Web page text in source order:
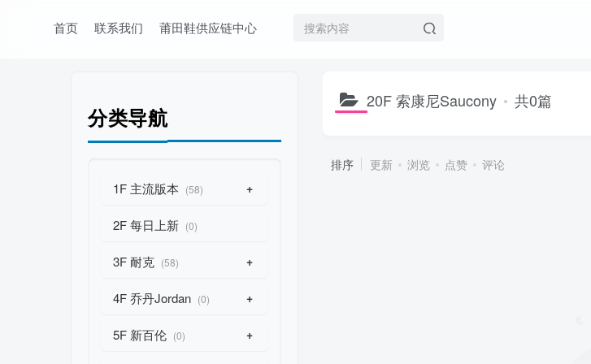
首页 联系我们 莆田鞋供应链中心
分类导航
1F 主流版本 (58) +
2F 每日上新 (0)
3F 耐克 (58) +
4F 乔丹Jordan (0) +
5F 新百伦 (0) +
20F 索康尼Saucony 共0篇
排序 更新 浏览 点赞 评论